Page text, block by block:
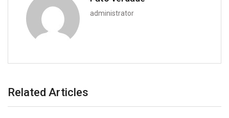
administrator
Related Articles